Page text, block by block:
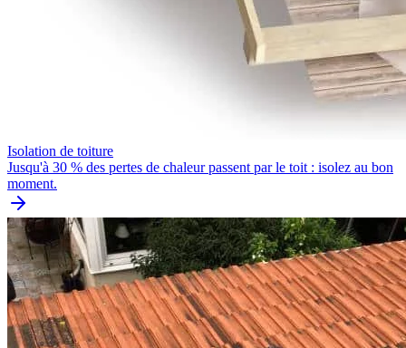
Isolation de toiture
Jusqu'à 30 % des pertes de chaleur passent par le toit : isolez au bon
moment.